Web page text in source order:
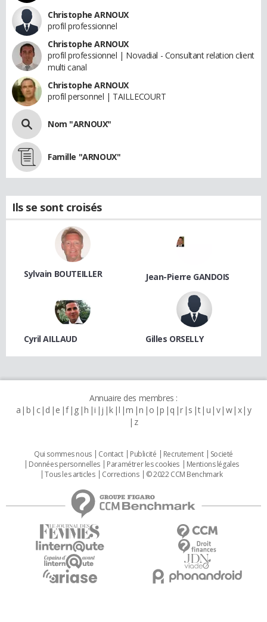
Christophe ARNOUX
profil professionnel
Christophe ARNOUX
profil professionnel | Novadial - Consultant relation client
multi canal
Christophe ARNOUX
profil personnel | TAILLECOURT
Nom "ARNOUX"
Famille "ARNOUX"
Ils se sont croisés
Sylvain BOUTEILLER Jean-Pierre GANDOIS
Cyril AILLAUD Gilles ORSELLY
Annuaire des membres :
a b c d e f g h i j k l m n o p q r s t u v w x y
z
Qui sommes nous Contact Publicité Recrutement
Societé
Données personnelles
Paramétrer les cookies
Mentions légales
Tous les articles
Corrections © 2022 CCM Benchmark